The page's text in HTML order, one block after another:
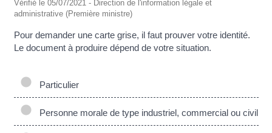
Vérifié le 05/07/2021 - Direction de l'information légale et
administrative (Première ministre)
Pour demander une carte grise, il faut prouver votre identité.
Le document à produire dépend de votre situation.
Particulier
Personne morale de type industriel, commercial ou civil